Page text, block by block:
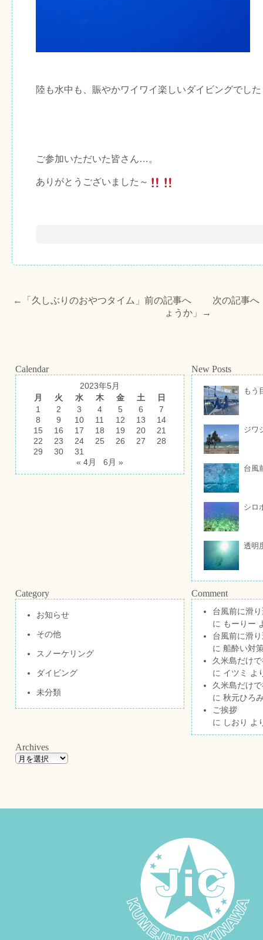
陸も水中も、賑やかワイワイ楽しいダイビングでした
ご参加いただいた皆さん…。
ありがとうございました～
←「 久しぶりのおやつタイム 」前の記事へ 次の記事へ
ょうか 」→
Calendar
2023年5月
月
火 水 木 金 土
日
1
2 3 4 5 6
7
8
9 10 11 12 13
14
15
16 17 18 19 20
21
22
23 24 25 26 27
28
29
30
31
« 4月
6月 »
New Posts
もう
ジワ
台風
シロ
透明
Category
お知らせ
その他
スノーケリング
ダイビング
未分類
Comment
台風前に滑
に もーりー
台風前に滑
に 船酔い対
久米島だけ
に イツミ よ
久米島だけ
に 秋元ひろ
ご挨拶
に しおり よ
Archives